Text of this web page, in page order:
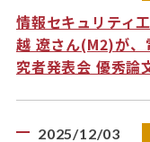
情報セキュリティ
越 遼さん(M2)が、
究者発表会 優秀論
2025/12/03